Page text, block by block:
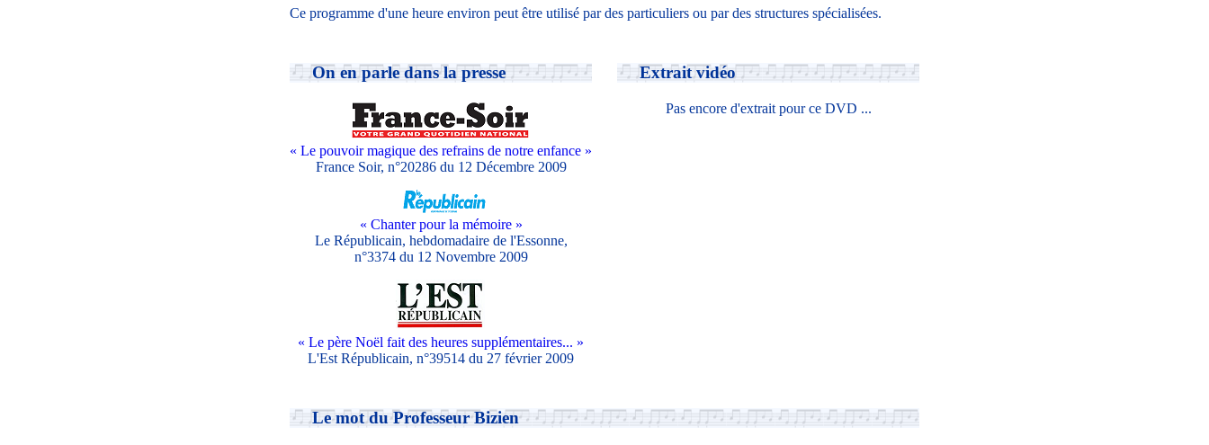
Ce programme d'une heure environ peut être utilisé par des particuliers ou par des structures spécialisées.
On en parle dans la presse
« Le pouvoir magique des refrains de notre enfance »
France Soir, n°20286 du 12 Décembre 2009
« Chanter pour la mémoire »
Le Républicain, hebdomadaire de l'Essonne,
n°3374 du 12 Novembre 2009
« Le père Noël fait des heures supplémentaires... »
L'Est Républicain, n°39514 du 27 février 2009
Extrait vidéo
Pas encore d'extrait pour ce DVD ...
Le mot du Professeur Bizien